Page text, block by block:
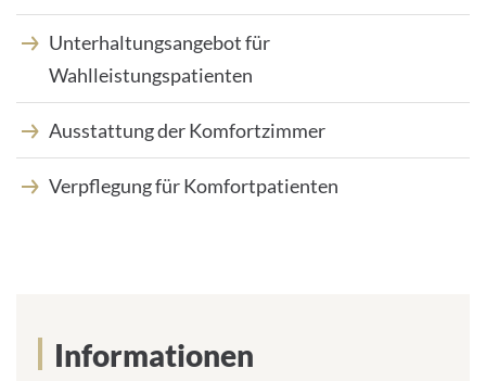
Unterhaltungsangebot für
Wahlleistungspatienten
Ausstattung der Komfortzimmer
Verpflegung für Komfortpatienten
Informationen